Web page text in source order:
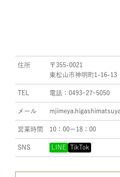
住所
〒355-0021
東松山市神明町1-16-13
TEL 電話：0493ｰ27ｰ5050
メール
営業時間 10：00ー18：00
SNS LINE TikTok